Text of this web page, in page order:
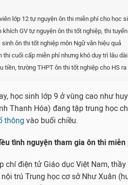
lớp 12 tự nguyện ôn thi miễn phí cho học
khích GV tự nguyện ôn thi tốt nghiệp, thi
ôn thi tốt nghiệp môn Ngữ văn hiệu quả
thi cuối cấp miễn phí nhưng khó duy trì lâu dài
tiền, trường THPT ôn thi tốt nghiệp cho HS ra
học sinh lớp 9 ở vùng cao như
Thanh Hóa) đang tập trung học
thông vào buổi chiều.
tình nguyện tham gia ôn thi
chí điện tử Giáo dục Việt Nam,
trú Trung học cơ sở Như Xuân